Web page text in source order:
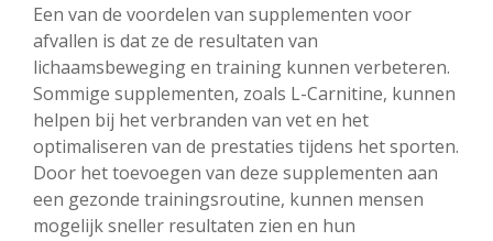
Een van de voordelen van supplementen voor
afvallen is dat ze de resultaten van
lichaamsbeweging en training kunnen verbeteren.
Sommige supplementen, zoals L-Carnitine, kunnen
helpen bij het verbranden van vet en het
optimaliseren van de prestaties tijdens het sporten.
Door het toevoegen van deze supplementen aan
een gezonde trainingsroutine, kunnen mensen
mogelijk sneller resultaten zien en hun